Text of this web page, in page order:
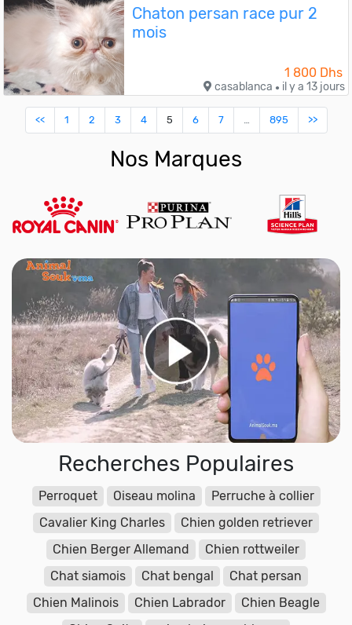
Chaton persan race pur 2
mois
1 800 Dhs
casablanca ● il y a 13 jours
<< 1 2 3 4 5 6 7 895 >>
Nos Marques
Recherches Populaires
Perroquet Oiseau molina
Perruche à collier
Cavalier King Charles
Chien golden retriever
Chien Berger Allemand
Chien rottweiler
Chat siamois
Chat bengal
Chat persan
Chien Malinois
Chien Labrador
Chien Beagle